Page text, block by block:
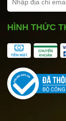
HÌNH THỨC